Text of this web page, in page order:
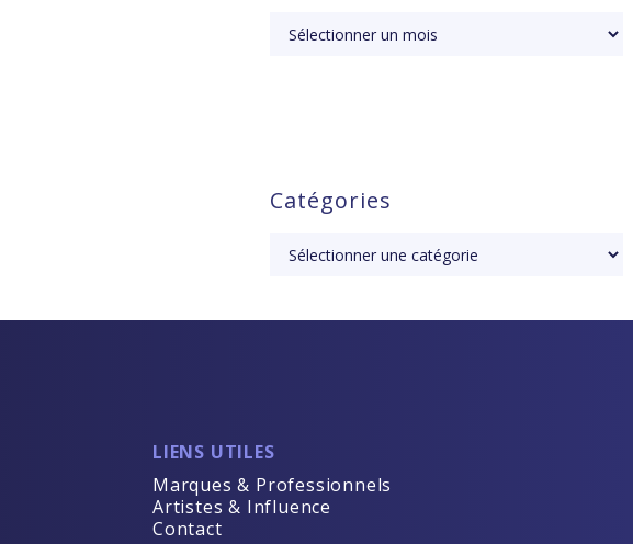
Catégories
LIENS UTILES
Marques & Professionnels
Artistes & Influence
Contact